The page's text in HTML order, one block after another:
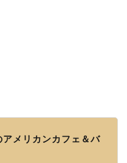
メリカンカフェ＆バ